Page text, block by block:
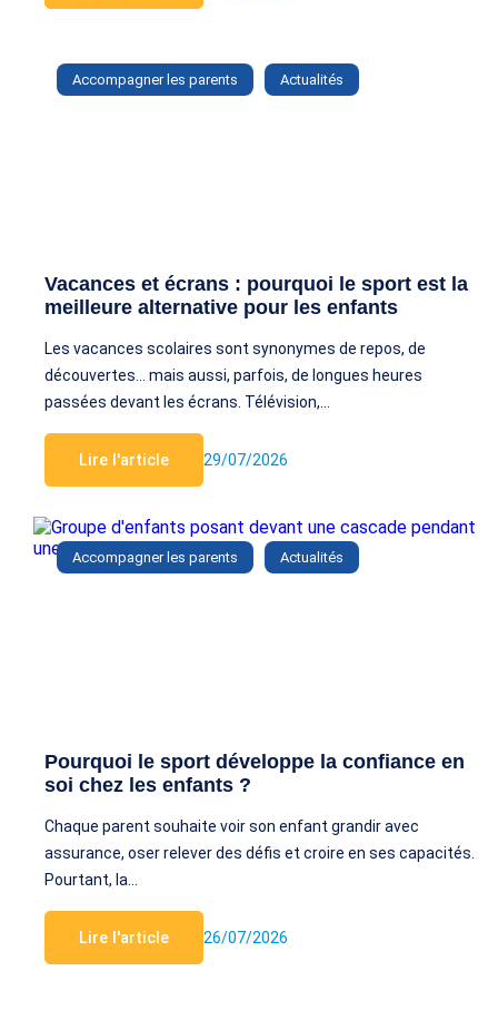
Accompagner les parents Actualités
Vacances et écrans : pourquoi le sport est la
meilleure alternative pour les enfants
Les vacances scolaires sont synonymes de repos, de
découvertes… mais aussi, parfois, de longues heures
passées devant les écrans. Télévision,…
Lire l'article 29/07/2026
Accompagner les parents Actualités
Pourquoi le sport développe la confiance en
soi chez les enfants ?
Chaque parent souhaite voir son enfant grandir avec
assurance, oser relever des défis et croire en ses capacités.
Pourtant, la…
Lire l'article 26/07/2026